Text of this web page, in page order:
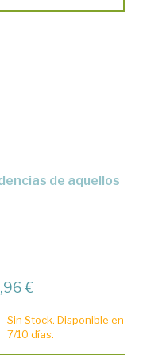
€
Sin Stock. Disponible en
7/10 días.